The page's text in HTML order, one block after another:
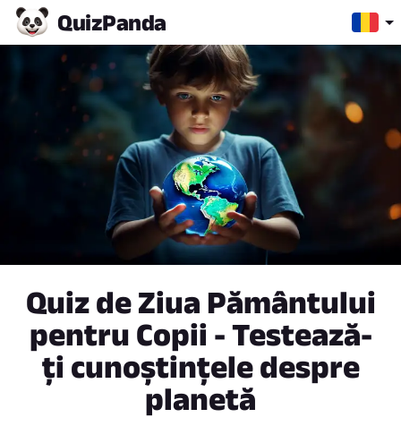
QuizPanda
Quiz de Ziua Pământului
pentru Copii - Testează-
ți cunoștințele despre
planetă